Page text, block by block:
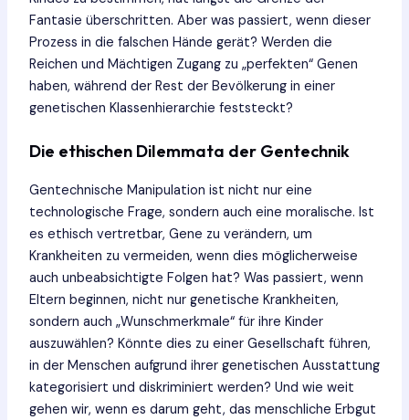
Fantasie überschritten. Aber was passiert, wenn dieser
Prozess in die falschen Hände gerät? Werden die
Reichen und Mächtigen Zugang zu „perfekten“ Genen
haben, während der Rest der Bevölkerung in einer
genetischen Klassenhierarchie feststeckt?
Die ethischen Dilemmata der Gentechnik
Gentechnische Manipulation ist nicht nur eine
technologische Frage, sondern auch eine moralische. Ist
es ethisch vertretbar, Gene zu verändern, um
Krankheiten zu vermeiden, wenn dies möglicherweise
auch unbeabsichtigte Folgen hat? Was passiert, wenn
Eltern beginnen, nicht nur genetische Krankheiten,
sondern auch „Wunschmerkmale“ für ihre Kinder
auszuwählen? Könnte dies zu einer Gesellschaft führen,
in der Menschen aufgrund ihrer genetischen Ausstattung
kategorisiert und diskriminiert werden? Und wie weit
gehen wir, wenn es darum geht, das menschliche Erbgut